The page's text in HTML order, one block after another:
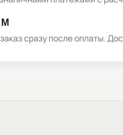
сразу после оплаты.